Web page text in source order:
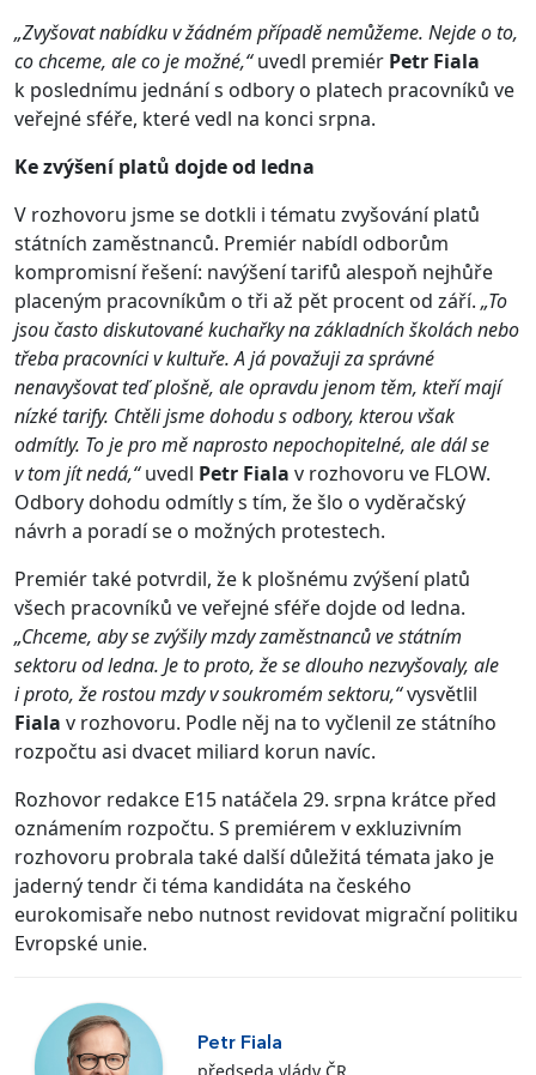
„Zvyšovat nabídku v žádném případě nemůžeme. Nejde o to,
co chceme, ale co je možné,“uvedl premiér Petr Fiala
k poslednímu jednání s odbory o platech pracovníků ve
veřejné sféře, které vedl na konci srpna.
Ke zvýšení platů dojde od ledna
V rozhovoru jsme se dotkli i tématu zvyšování platů
státních zaměstnanců. Premiér nabídl odborům
kompromisní řešení: navýšení tarifů alespoň nejhůře
placeným pracovníkům o tři až pět procent od září. „To
jsou často diskutované kuchařky na základních školách nebo
třeba pracovníci v kultuře. A já považuji za správné
nenavyšovat teď plošně, ale opravdu jenom těm, kteří mají
nízké tarify. Chtěli jsme dohodu s odbory, kterou však
odmítly. To je pro mě naprosto nepochopitelné, ale dál se
v tom jít nedá,“uvedl Petr Fiala v rozhovoru ve FLOW.
Odbory dohodu odmítly s tím, že šlo o vyděračský
návrh a poradí se o možných protestech.
Premiér také potvrdil, že k plošnému zvýšení platů
všech pracovníků ve veřejné sféře dojde od ledna.
„Chceme, aby se zvýšily mzdy zaměstnanců ve státním
sektoru od ledna. Je to proto, že se dlouho nezvyšovaly, ale
i proto, že rostou mzdy v soukromém sektoru,“vysvětlil
Fiala v rozhovoru. Podle něj na to vyčlenil ze státního
rozpočtu asi dvacet miliard korun navíc.
Rozhovor redakce E15 natáčela 29. srpna krátce před
oznámením rozpočtu. S premiérem v exkluzivním
rozhovoru probrala také další důležitá témata jako je
jaderný tendr či téma kandidáta na českého
eurokomisaře nebo nutnost revidovat migrační politiku
Evropské unie.
Petr Fiala